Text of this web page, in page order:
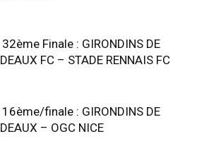
32ème Finale : GIRONDINS DE
FC – STADE RENNAIS FC
16ème/finale : GIRONDINS DE
– OGC NICE